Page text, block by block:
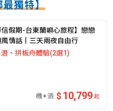
最獨特】
信假期-台東蘭嶼心旅程】戀戀
風情話丨三天兩夜自由行
、拼板舟體驗(2選1)
10,799 起